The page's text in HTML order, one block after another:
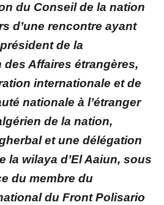
du Conseil de la nation
d’une rencontre ayant
de la
Affaires étrangères,
internationale et de
nationale à l’étranger
de la nation,
et une délégation
la wilaya d’El Aaiun, sous
du membre du
du Front Polisario